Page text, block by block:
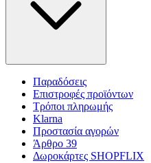
Παραδόσεις
Επιστροφές προϊόντων
Τρόποι πληρωμής
Klarna
Προστασία αγορών
Άρθρο 39
Δωροκάρτες SHOPFLIX